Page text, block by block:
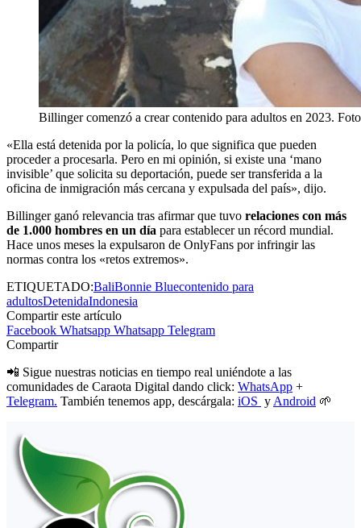
Billinger comenzó a crear contenido para adultos en 2023.
«Ella está detenida por la policía, lo que significa que pueden
proceder a procesarla. Pero en mi opinión, si existe una ‘mano
invisible’ que solicita su deportación, puede ser transferida a la
oficina de inmigración más cercana y expulsada del país», dijo.
Billinger ganó relevancia tras afirmar que tuvo relaciones con más
de 1.000 hombres en un día para establecer un récord mundial.
Hace unos meses la expulsaron de OnlyFans por infringir las
normas contra los «retos extremos».
ETIQUETADO:BaliBonnie Bluecontenido para
adultosDetenidaIndonesia
Compartir este artículo
Facebook Whatsapp Whatsapp Telegram
Compartir
📲 Sigue nuestras noticias en tiempo real uniéndote a las
comunidades de Caraota Digital dando click: WhatsApp +
Telegram. También tenemos app, descárgala: iOS y Android 🌱